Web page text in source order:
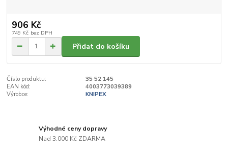
906 Kč
749 Kč bez DPH
Přidat do košíku
Číslo produktu:
35 52 145
EAN kód:
4003773039389
Výrobce:
KNIPEX
Výhodné ceny dopravy
Nad 3.000 Kč ZDARMA